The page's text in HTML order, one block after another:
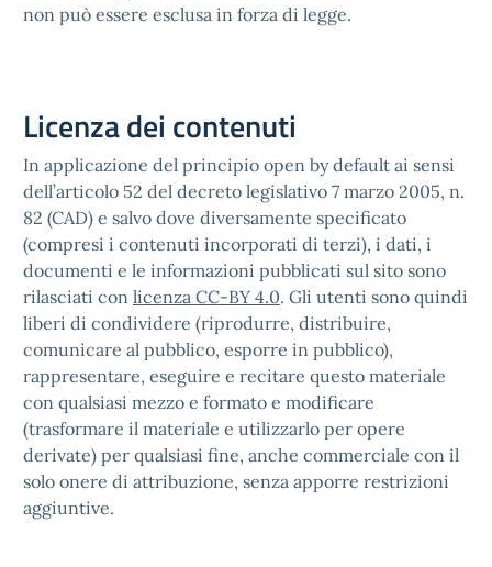
non può essere esclusa in forza di legge.
Licenza dei contenuti
In applicazione del principio open by default ai sensi
dell’articolo 52 del decreto legislativo 7 marzo 2005, n.
82 (CAD) e salvo dove diversamente specificato
(compresi i contenuti incorporati di terzi), i dati, i
documenti e le informazioni pubblicati sul sito sono
rilasciati con licenza CC-BY 4.0. Gli utenti sono quindi
liberi di condividere (riprodurre, distribuire,
comunicare al pubblico, esporre in pubblico),
rappresentare, eseguire e recitare questo materiale
con qualsiasi mezzo e formato e modificare
(trasformare il materiale e utilizzarlo per opere
derivate) per qualsiasi fine, anche commerciale con il
solo onere di attribuzione, senza apporre restrizioni
aggiuntive.